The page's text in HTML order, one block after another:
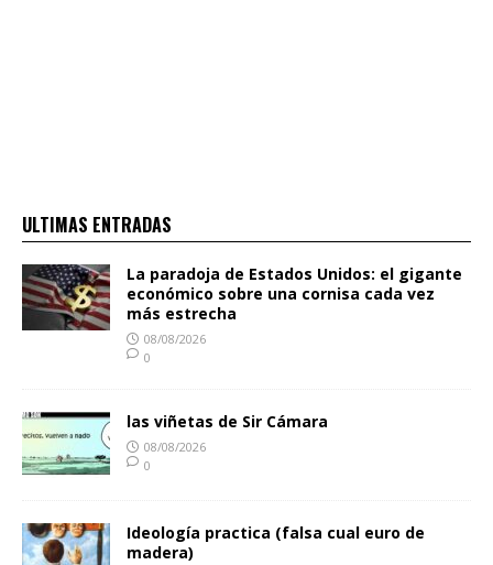
ULTIMAS ENTRADAS
La paradoja de Estados Unidos: el gigante
económico sobre una cornisa cada vez
más estrecha
08/08/2026
0
las viñetas de Sir Cámara
08/08/2026
0
Ideología practica (falsa cual euro de
madera)